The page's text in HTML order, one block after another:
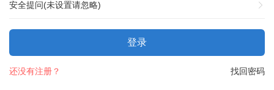
安全提问(未设置请忽略)
登录
找回密码
还没有注册？